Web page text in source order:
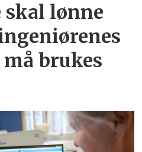
skal lønne
brukes